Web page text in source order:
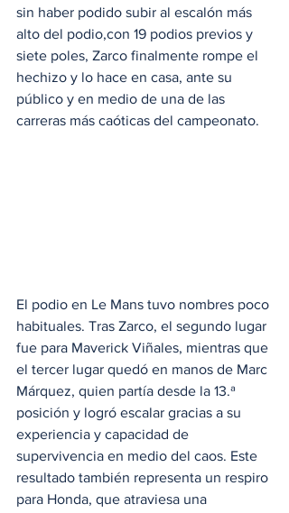
sin haber podido subir al escalón más
alto del podio,con 19 podios previos y
siete poles, Zarco finalmente rompe el
hechizo y lo hace en casa, ante su
público y en medio de una de las
carreras más caóticas del campeonato.
El podio en Le Mans tuvo nombres poco
habituales. Tras Zarco, el segundo lugar
fue para Maverick Viñales, mientras que
el tercer lugar quedó en manos de Marc
Márquez, quien partía desde la 13.ª
posición y logró escalar gracias a su
experiencia y capacidad de
supervivencia en medio del caos. Este
resultado también representa un respiro
para Honda, que atraviesa una